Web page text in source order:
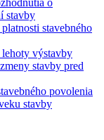
o
stavby
stavebného
výstavby
stavby pred
povolenia
stavby